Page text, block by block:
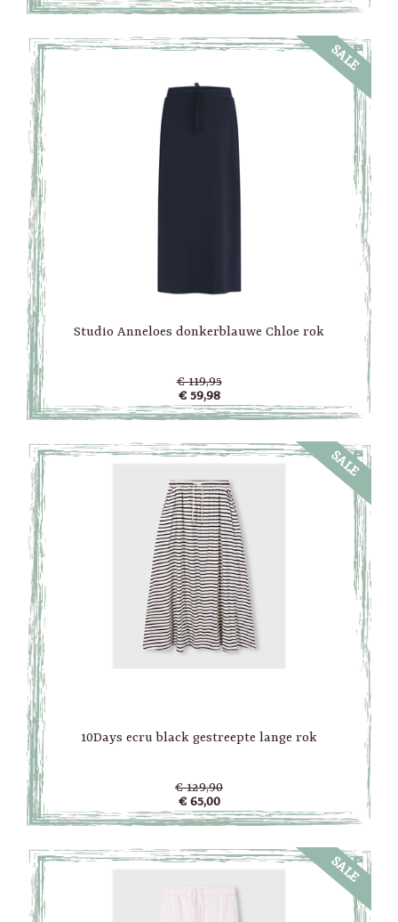
SALE
Studio Anneloes donkerblauwe Chloe rok
€ 119,95
€ 59,98
SALE
10Days ecru black gestreepte lange rok
€ 129,90
€ 65,00
SALE